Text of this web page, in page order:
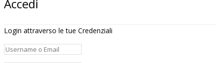
Accedi
Login attraverso le tue Credenziali